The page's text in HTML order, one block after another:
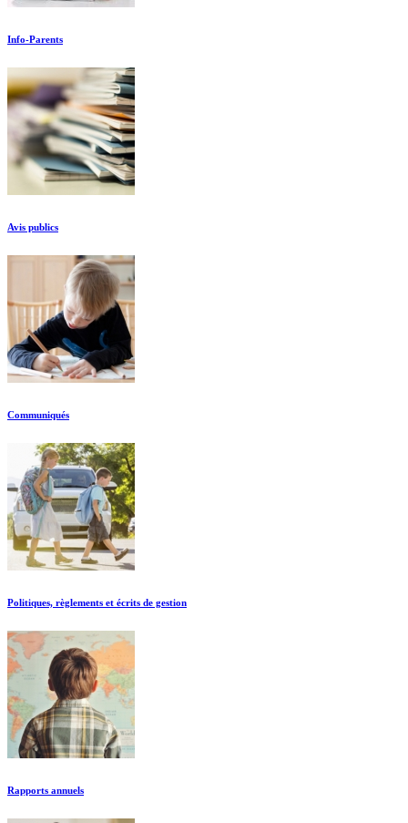
Info-Parents
Avis publics
Communiqués
Politiques, règlements et écrits de gestion
Rapports annuels